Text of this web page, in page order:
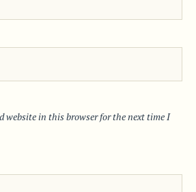
website in this browser for the next time I